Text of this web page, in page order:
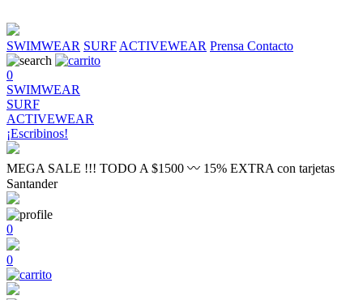
SWIMWEAR SURF ACTIVEWEAR Prensa Contacto
0
SWIMWEAR
SURF
ACTIVEWEAR
¡Escribinos!
MEGA SALE !!! TODO A $1500 〰 15% EXTRA con tarjetas
Santander
0
0